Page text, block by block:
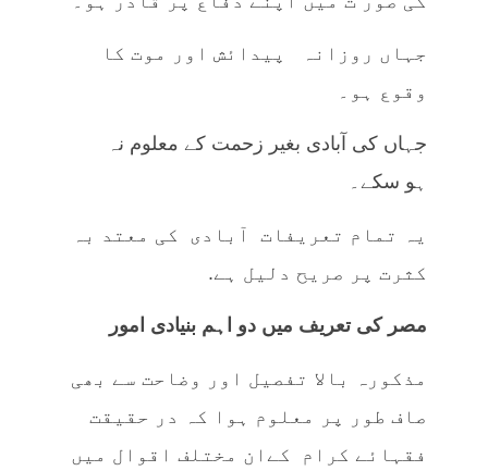
جہاں روزانہ پیدائش اور موت کا
وقوع ہو۔
جہاں کی آبادی بغیر زحمت کے معلوم نہ
ہو سکے۔
یہ تمام تعریفات آبادی کی معتد بہ
کثرت پر صریح دلیل ہے.
مصر کی تعریف میں دو اہم بنیادی امور
مذکورہ بالا تفصیل اور وضاحت سے بھی
صاف طور پر معلوم ہوا کہ در حقیقت
فقہائے کرام کےان مختلف اقوال میں